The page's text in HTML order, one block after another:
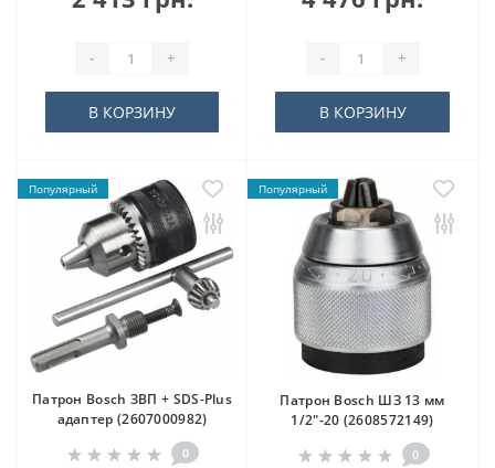
- +
В КОРЗИНУ
- +
В КОРЗИНУ
Популярный
Патрон Bosch ЗВП + SDS-Plus
адаптер (2607000982)
0
Популярный
Патрон Bosch ШЗ 13 мм
1/2"-20 (2608572149)
0